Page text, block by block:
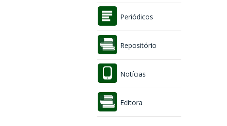
Periódicos
Repositório
Notícias
Editora